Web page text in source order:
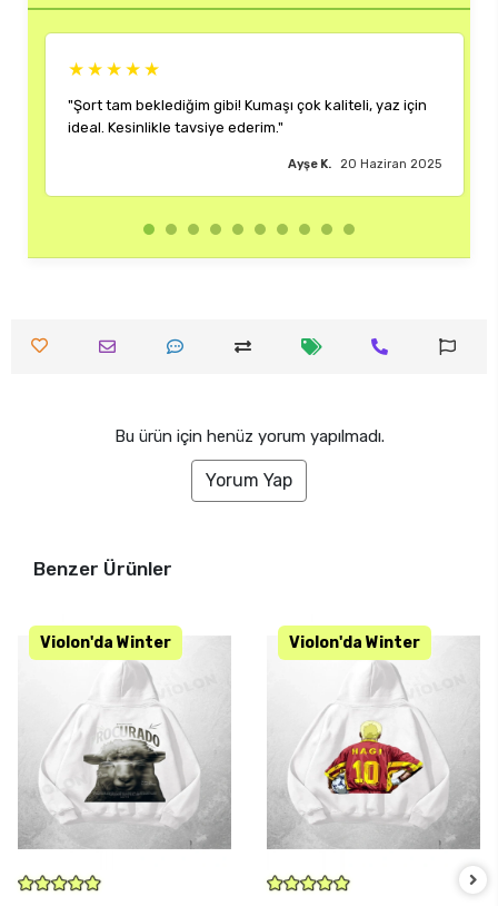
gibi! Kumaşı çok kaliteli, yaz için
tavsiye ederim."
20 Haziran 2025
"Rengi ve kalıbı
Bu ürün için henüz yorum yapılmadı.
Yorum Yap
Benzer Ürünler